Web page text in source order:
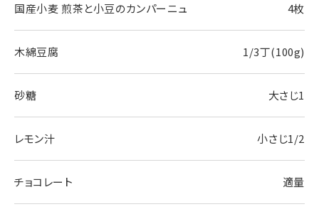
国産小麦 煎茶と小豆のカンパーニュ 4枚
木綿豆腐 1/3丁(100g)
砂糖 大さじ1
レモン汁 小さじ1/2
チョコレート 適量